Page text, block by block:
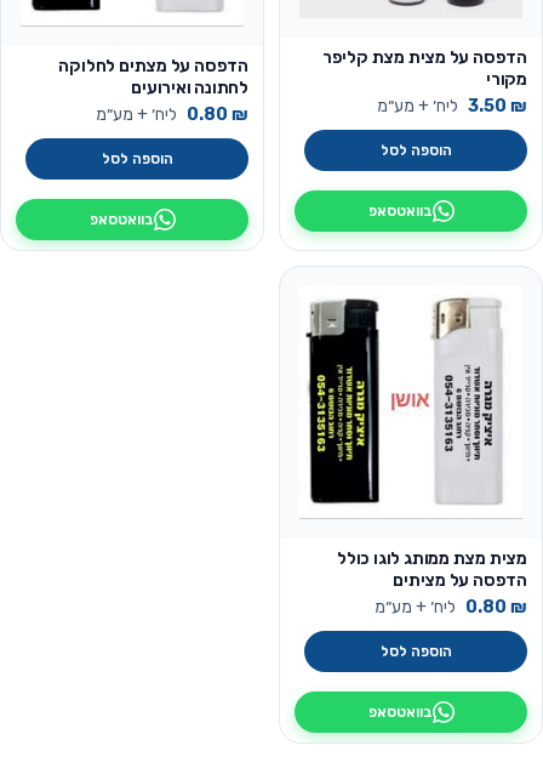
הדפסה על מצית מצת קליפר
מקורי
3.50 ₪ ליח׳ + מע״מ
הוספה לסל
בוואטסאפ
הדפסה על מצתים לחלוקה
לחתונה ואירועים
0.80 ₪ ליח׳ + מע״מ
הוספה לסל
בוואטסאפ
מצית מצת ממותג לוגו כולל
הדפסה על מציתים
0.80 ₪ ליח׳ + מע״מ
הוספה לסל
בוואטסאפ